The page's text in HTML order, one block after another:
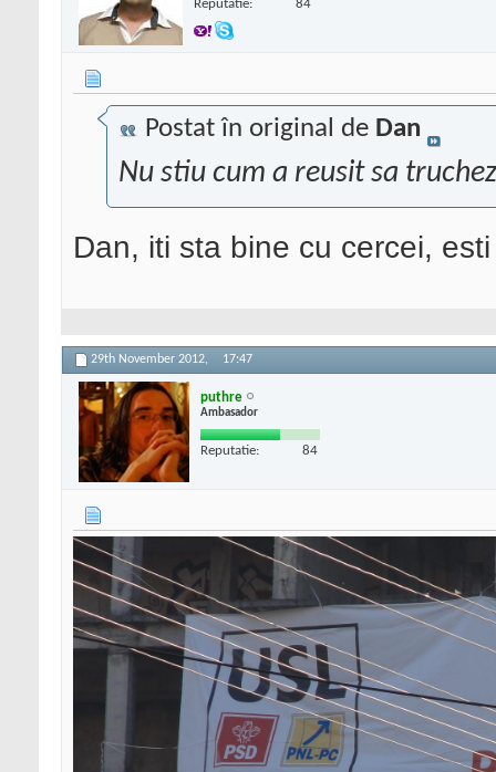
Reputatie: 84
Postat în original de Dan
Nu stiu cum a reusit sa
Dan, iti sta bine cu cercei,
29th November 2012, 17:47
puthre
Ambasador
Reputatie: 84